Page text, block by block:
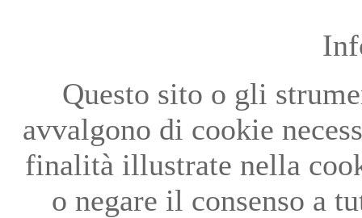
Questo sito o gli
avvalgono di cookie
finalità illustrate nella
o negare il consenso a